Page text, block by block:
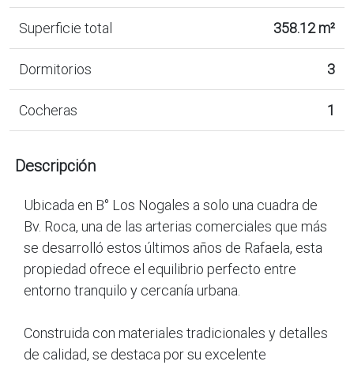
Superficie total 358.12 m²
Dormitorios 3
Cocheras 1
Descripción
Ubicada en B° Los Nogales a solo una cuadra de
Bv. Roca, una de las arterias comerciales que más
se desarrolló estos últimos años de Rafaela, esta
propiedad ofrece el equilibrio perfecto entre
entorno tranquilo y cercanía urbana.
Construida con materiales tradicionales y detalles
de calidad, se destaca por su excelente